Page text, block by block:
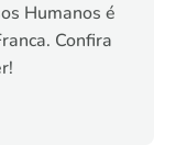
Humanos é
Confira